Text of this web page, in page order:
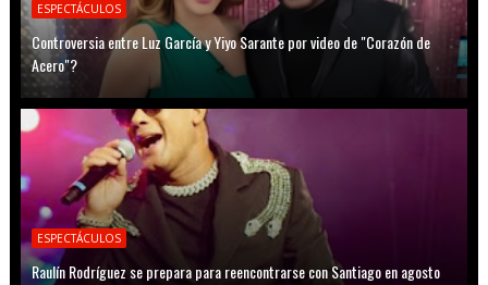
ESPECTÁCULOS
Controversia entre Luz García y Yiyo Sarante por video de "Corazón de
Acero"?
ESPECTÁCULOS
Raulín Rodríguez se prepara para reencontrarse con Santiago en agosto